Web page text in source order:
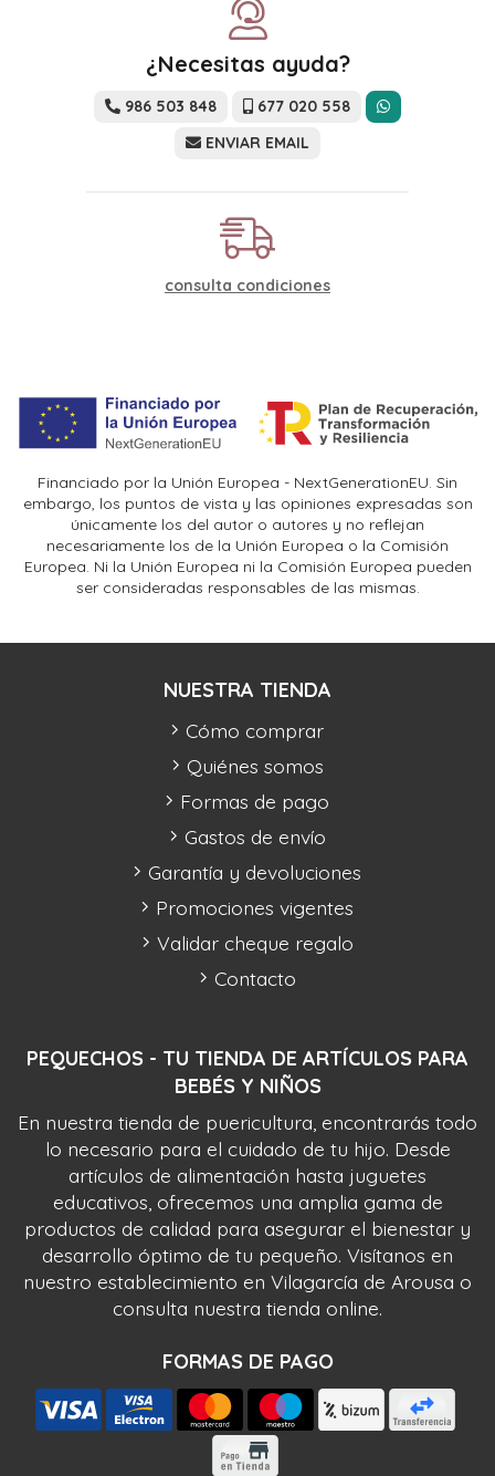
¿Necesitas ayuda?
986 503 848
677 020 558
ENVIAR EMAIL
consulta condiciones
Financiado por la Unión Europea - NextGenerationEU. Sin
embargo, los puntos de vista y las opiniones expresadas son
únicamente los del autor o autores y no reflejan
necesariamente los de la Unión Europea o la Comisión
Europea. Ni la Unión Europea ni la Comisión Europea pueden
ser consideradas responsables de las mismas.
PEQUECHOS - TU TIENDA DE ARTÍCULOS PARA
BEBÉS Y NIÑOS
En nuestra tienda de puericultura, encontrarás todo
lo necesario para el cuidado de tu hijo. Desde
artículos de alimentación hasta juguetes
educativos, ofrecemos una amplia gama de
productos de calidad para asegurar el bienestar y
desarrollo óptimo de tu pequeño. Visítanos en
nuestro establecimiento en Vilagarcía de Arousa o
consulta nuestra tienda online.
FORMAS DE PAGO
NUESTRA TIENDA
Cómo comprar
Quiénes somos
Formas de pago
Gastos de envío
Garantía y devoluciones
Promociones vigentes
Validar cheque regalo
Contacto